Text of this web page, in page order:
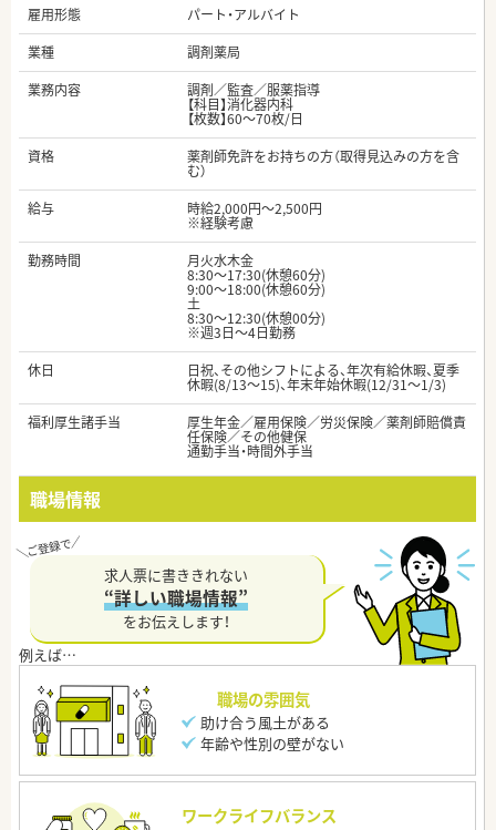
雇用形態
パート・アルバイト
業種
調剤薬局
業務内容
調剤／監査／服薬指導
【科目】消化器内科
【枚数】60～70枚/日
資格
薬剤師免許をお持ちの方（取得見込みの方を含
む）
給与
時給2,000円～2,500円
※経験考慮
勤務時間
月火水木金
8:30～17:30(休憩60分)
9:00～18:00(休憩60分)
土
8:30～12:30(休憩00分)
※週3日～4日勤務
休日
日祝、その他シフトによる、年次有給休暇、夏季
休暇(8/13～15)、年末年始休暇(12/31～1/3)
福利厚生諸手当
厚生年金／雇用保険／労災保険／薬剤師賠償責
任保険／その他健保
通勤手当・時間外手当
職場情報
求人票に書ききれない
“詳しい職場情報”
をお伝えします！
職場の雰囲気
助け合う風土がある
年齢や性別の壁がない
ワークライフバランス